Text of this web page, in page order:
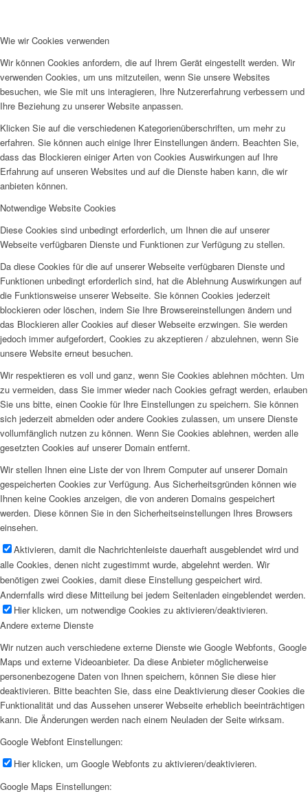
Wie wir Cookies verwenden
Wir können Cookies anfordern, die auf Ihrem Gerät eingestellt werden. Wir
verwenden Cookies, um uns mitzuteilen, wenn Sie unsere Websites
besuchen, wie Sie mit uns interagieren, Ihre Nutzererfahrung verbessern und
Ihre Beziehung zu unserer Website anpassen.
Klicken Sie auf die verschiedenen Kategorienüberschriften, um mehr zu
erfahren. Sie können auch einige Ihrer Einstellungen ändern. Beachten Sie,
dass das Blockieren einiger Arten von Cookies Auswirkungen auf Ihre
Erfahrung auf unseren Websites und auf die Dienste haben kann, die wir
anbieten können.
Notwendige Website Cookies
Diese Cookies sind unbedingt erforderlich, um Ihnen die auf unserer
Webseite verfügbaren Dienste und Funktionen zur Verfügung zu stellen.
Da diese Cookies für die auf unserer Webseite verfügbaren Dienste und
Funktionen unbedingt erforderlich sind, hat die Ablehnung Auswirkungen auf
die Funktionsweise unserer Webseite. Sie können Cookies jederzeit
blockieren oder löschen, indem Sie Ihre Browsereinstellungen ändern und
das Blockieren aller Cookies auf dieser Webseite erzwingen. Sie werden
jedoch immer aufgefordert, Cookies zu akzeptieren / abzulehnen, wenn Sie
unsere Website erneut besuchen.
Wir respektieren es voll und ganz, wenn Sie Cookies ablehnen möchten. Um
zu vermeiden, dass Sie immer wieder nach Cookies gefragt werden, erlauben
Sie uns bitte, einen Cookie für Ihre Einstellungen zu speichern. Sie können
sich jederzeit abmelden oder andere Cookies zulassen, um unsere Dienste
vollumfänglich nutzen zu können. Wenn Sie Cookies ablehnen, werden alle
gesetzten Cookies auf unserer Domain entfernt.
Wir stellen Ihnen eine Liste der von Ihrem Computer auf unserer Domain
gespeicherten Cookies zur Verfügung. Aus Sicherheitsgründen können wie
Ihnen keine Cookies anzeigen, die von anderen Domains gespeichert
werden. Diese können Sie in den Sicherheitseinstellungen Ihres Browsers
einsehen.
Aktivieren, damit die Nachrichtenleiste dauerhaft ausgeblendet wird und
alle Cookies, denen nicht zugestimmt wurde, abgelehnt werden. Wir
benötigen zwei Cookies, damit diese Einstellung gespeichert wird.
Andernfalls wird diese Mitteilung bei jedem Seitenladen eingeblendet werden.
Hier klicken, um notwendige Cookies zu aktivieren/deaktivieren.
Andere externe Dienste
Wir nutzen auch verschiedene externe Dienste wie Google Webfonts, Google
Maps und externe Videoanbieter. Da diese Anbieter möglicherweise
personenbezogene Daten von Ihnen speichern, können Sie diese hier
deaktivieren. Bitte beachten Sie, dass eine Deaktivierung dieser Cookies die
Funktionalität und das Aussehen unserer Webseite erheblich beeinträchtigen
kann. Die Änderungen werden nach einem Neuladen der Seite wirksam.
Google Webfont Einstellungen:
Hier klicken, um Google Webfonts zu aktivieren/deaktivieren.
Google Maps Einstellungen: